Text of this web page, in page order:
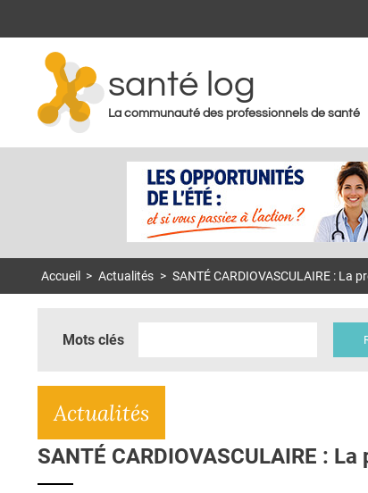
santé log
La communauté des professionnels de santé
Accueil > Actualités > SANTÉ CARDIOVASCULAIRE : La
Mots clés
Actualités
SANTÉ CARDIOVASCULAIRE :